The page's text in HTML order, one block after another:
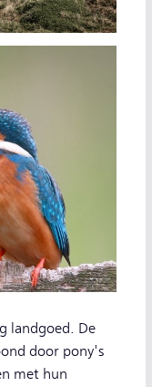
landgoed. De
door pony's
met hun